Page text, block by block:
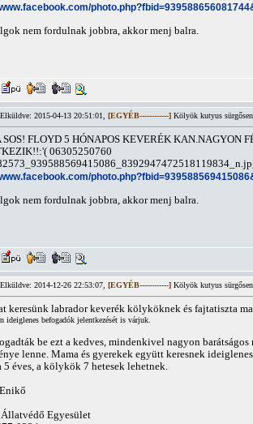
nem fordulnak jobbra, akkor menj balra.
Elküldve: 2015-04-13 20:51:01, [EGYÉB------------] Kölyök kutyus
SOS! FLOYD 5 HÓNAPOS KEVERÉK
06305250760
nem fordulnak jobbra, akkor menj balra.
Elküldve: 2014-12-26 22:53:07, [EGYÉB------------] Kölyök kutyus
keresünk labrador keverék kölyköknek és fajtatiszta
ideiglenes befogadók jelentkezését is várjuk.
be ezt a kedves, mindenkivel nagyon
lenne. Mama és gyerekek együtt keresnek
5 éves, a kölykök 7 hetesek lehetnek.
Egyesület